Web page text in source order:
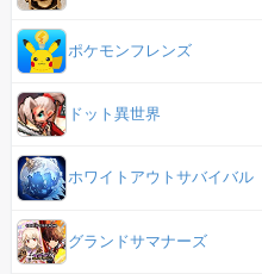
ポケモンフレンズ
ドット異世界
ホワイトアウトサバイバル
グランドサマナーズ